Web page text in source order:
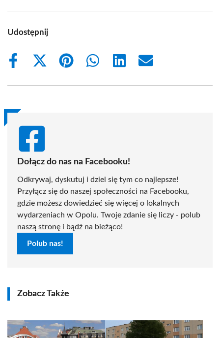
Udostępnij
Share
Share
(Twitter)
Share
Share
Share
Share
Dołącz do nas na Facebooku!
Odkrywaj, dyskutuj i dziel się tym co najlepsze!
Przyłącz się do naszej społeczności na Facebooku,
gdzie możesz dowiedzieć się więcej o lokalnych
wydarzeniach w Opolu. Twoje zdanie się liczy - polub
naszą stronę i bądź na bieżąco!
Polub nas!
Zobacz Także